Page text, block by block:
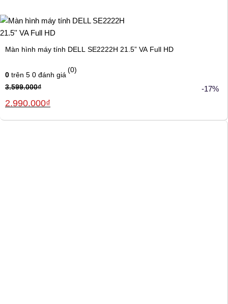
Màn hình máy tính DELL SE2222H 21.5” VA Full HD
0 trên 5 0 đánh giá
(0)
3.599.000₫
Giá
là:
2.990.000₫
tại
-17%